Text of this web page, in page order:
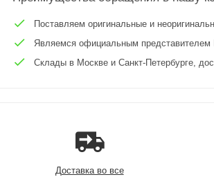
Поставляем оригинальные и
Являемся официальным
Склады в Москве и Санкт-Петербурге,
Доставка во все